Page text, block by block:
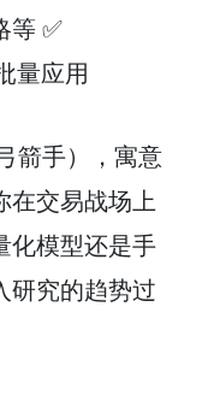
等 ✅
量应用
箭手），寓意
在交易战场上
化模型还是手
研究的趋势过